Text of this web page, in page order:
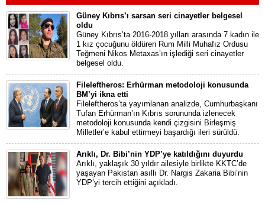
Güney Kıbrıs’ı sarsan seri cinayetler belgesel
oldu
Güney Kıbrıs’ta 2016-2018 yılları arasında 7 kadın ile
1 kız çocuğunu öldüren Rum Milli Muhafız Ordusu
Teğmeni Nikos Metaxas’ın işlediği seri cinayetler
belgesel oldu.
Fileleftheros: Erhürman metodoloji konusunda
BM’yi ikna etti
Fileleftheros’ta yayımlanan analizde, Cumhurbaşkanı
Tufan Erhürman’ın Kıbrıs sorununda izlenecek
metodoloji konusunda kendi çizgisini Birleşmiş
Milletler’e kabul ettirmeyi başardığı ileri sürüldü.
Arıklı, Dr. Bibi’nin YDP’ye katıldığını duyurdu
Arıklı, yaklaşık 30 yıldır ailesiyle birlikte KKTC’de
yaşayan Pakistan asıllı Dr. Nargis Zakaria Bibi’nin
YDP’yi tercih ettiğini açıkladı.